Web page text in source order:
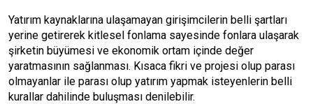
Yatırım kaynaklarına ulaşamayan girişimcilerin belli şartları
yerine getirerek kitlesel fonlama sayesinde fonlara ulaşarak
şirketin büyümesi ve ekonomik ortam içinde değer
yaratmasının sağlanması. Kısaca fikri ve projesi olup parası
olmayanlar ile parası olup yatırım yapmak isteyenlerin belli
kurallar dahilinde buluşması denilebilir.